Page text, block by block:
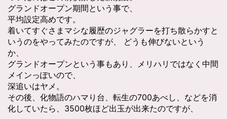
グランドオープン期間という事で、
平均設定高めです。
着いてすぐさまマシな履歴のジャグラーを打ち散らかすと
いうのをやってみたのですが、 どうも伸びないという
か、
グランドオープンという事もあり、メリハリではなく中間
メインっぽいので、
深追いはヤメ。
その後、化物語のハマり台、転生の700あべし、などを消
化していたら、3500枚ほど出玉が出来たのですが、